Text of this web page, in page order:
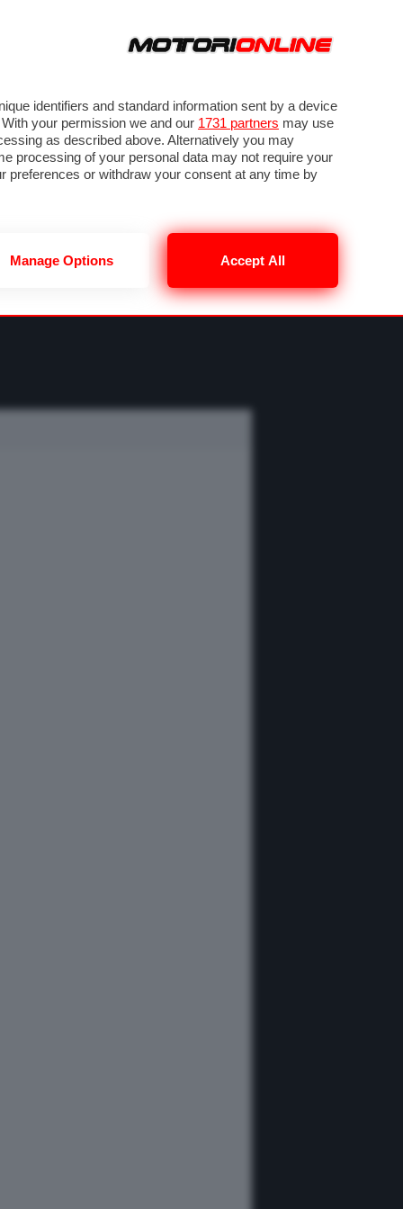
RENDERING PNEUMATICI TRAFFICO
identifiers and standard information sent by a device
your permission we and our 1731 partners may use
as described above. Alternatively you may
processing of your personal data may not require your
preferences or withdraw your consent at any time by
Manage Options Accept All